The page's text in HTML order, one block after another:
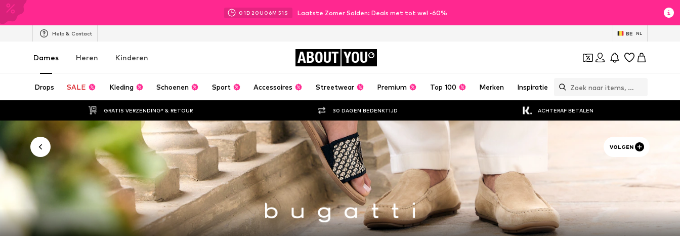
01D 20U 06M 48S Laatste Zomer Solden: Deals met tot wel -60%
Help & Contact BE NL
Dames Heren Kinderen ABOUT YOU
Drops SALE Kleding Schoenen Sport Accessoires Streetwear Premium Top 100 Merken Inspiratie
GRATIS VERZENDING* & RETOUR 30 DAGEN BEDENKTIJD ACHTERAF BETALEN
VOLGEN